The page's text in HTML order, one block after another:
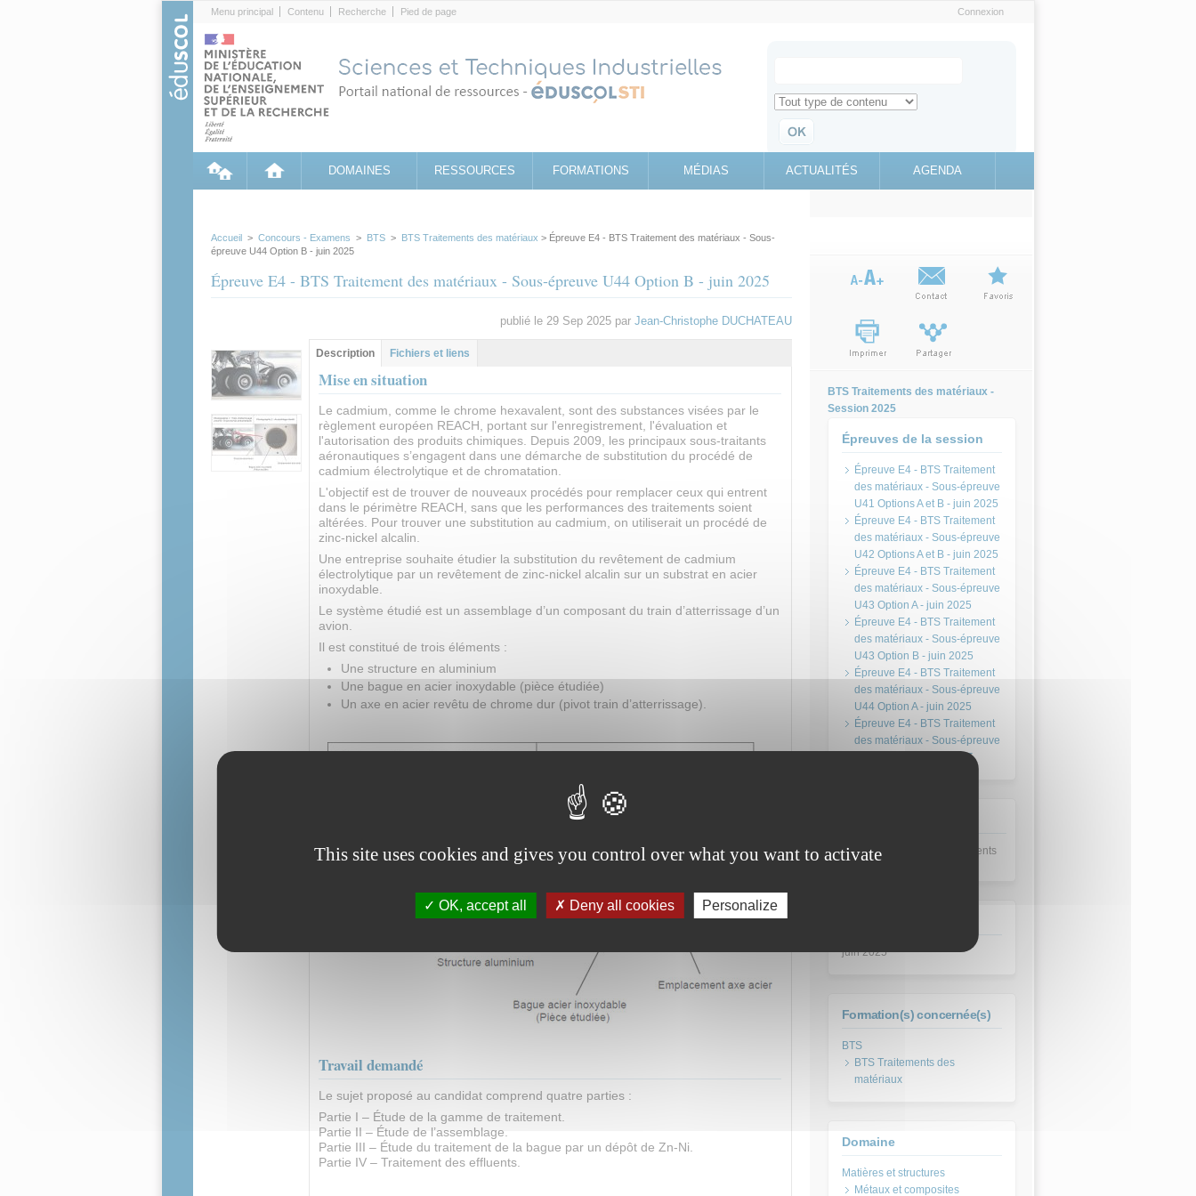
Menu principal Contenu Recherche Pied de page Connexion
Search for
Retrouvez toute l'information sur le site education.gouv.fr
DOMAINES RESSOURCES FORMATIONS MÉDIAS ACTUALITÉS AGENDA
Accueil > Concours - Examens > BTS > BTS Traitements des matériaux > Épreuve E4 - BTS Traitement des matériaux - Sous-
épreuve U44 Option B - juin 2025
Épreuve E4 - BTS Traitement des matériaux - Sous-épreuve U44 Option B - juin 2025
publié le 29 Sep 2025 par Jean-Christophe DUCHATEAU
Groupe principal
Description (onglet
actif)
Fichiers et liens
Mise en situation
Le cadmium, comme le chrome hexavalent, sont des substances visées par le
règlement européen REACH, portant sur l'enregistrement, l'évaluation et
l'autorisation des produits chimiques. Depuis 2009, les principaux sous-traitants
aéronautiques s’engagent dans une démarche de substitution du procédé de
cadmium électrolytique et de chromatation.
L'objectif est de trouver de nouveaux procédés pour remplacer ceux qui entrent
dans le périmètre REACH, sans que les performances des traitements soient
altérées. Pour trouver une substitution au cadmium, on utiliserait un procédé de
zinc-nickel alcalin.
Une entreprise souhaite étudier la substitution du revêtement de cadmium
électrolytique par un revêtement de zinc-nickel alcalin sur un substrat en acier
inoxydable.
Le système étudié est un assemblage d’un composant du train d’atterrissage d’un
avion.
Il est constitué de trois éléments :
Une structure en aluminium
Une bague en acier inoxydable (pièce étudiée)
Un axe en acier revêtu de chrome dur (pivot train d’atterrissage).
Travail demandé
Le sujet proposé au candidat comprend quatre parties :
Partie I – Étude de la gamme de traitement.
Partie II – Étude de l’assemblage.
Partie III – Étude du traitement de la bague par un dépôt de Zn-Ni.
Partie IV – Traitement des effluents.
BTS Traitements des matériaux -
Session 2025
Épreuves de la session
Épreuve E4 - BTS Traitement
des matériaux - Sous-épreuve
U41 Options A et B - juin 2025
Épreuve E4 - BTS Traitement
des matériaux - Sous-épreuve
U42 Options A et B - juin 2025
Épreuve E4 - BTS Traitement
des matériaux - Sous-épreuve
U43 Option A - juin 2025
Épreuve E4 - BTS Traitement
des matériaux - Sous-épreuve
U43 Option B - juin 2025
Épreuve E4 - BTS Traitement
des matériaux - Sous-épreuve
U44 Option A - juin 2025
Épreuve E4 - BTS Traitement
des matériaux - Sous-épreuve
U44 Option B - juin 2025
26/05/26 : Ajout des éléments
juin 2025
Formation(s) concernée(s)
BTS Traitements des
matériaux
Domaine
Métaux et composites
This site uses cookies and gives you control over what you want to activate
OK, accept all Deny all cookies Personalize